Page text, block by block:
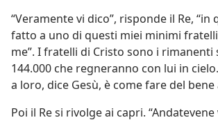
“Veramente vi dico”, risponde il Re, “in
fatto a uno di questi miei minimi
me”. I fratelli di Cristo sono i rimanenti
144.000 che regneranno con lui in
a loro, dice Gesù, è come fare del bene
Poi il Re si rivolge ai capri.